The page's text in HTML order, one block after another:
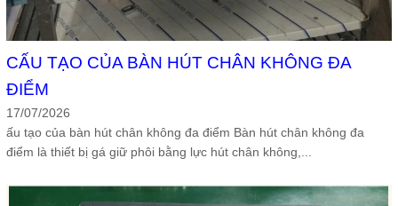
CẤU TẠO CỦA BÀN HÚT CHÂN KHÔNG ĐA
ĐIỂM
17/07/2026
ấu tạo của bàn hút chân không đa điểm Bàn hút chân không đa
điểm là thiết bị gá giữ phôi bằng lực hút chân không,...